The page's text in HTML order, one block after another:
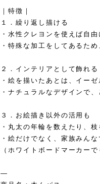
｜特徴｜
１．繰り返し描ける
・水性クレヨンを使えば自
・特殊な加工をしてあるた
２．インテリアとして飾れる
・絵を描いたあとは、イー
・ナチュラルなデザインで
３．お絵描き以外の活用も
・丸太の年輪を数えたり、
・絵だけでなく、家族みん
（ホワイトボードマーカー
—